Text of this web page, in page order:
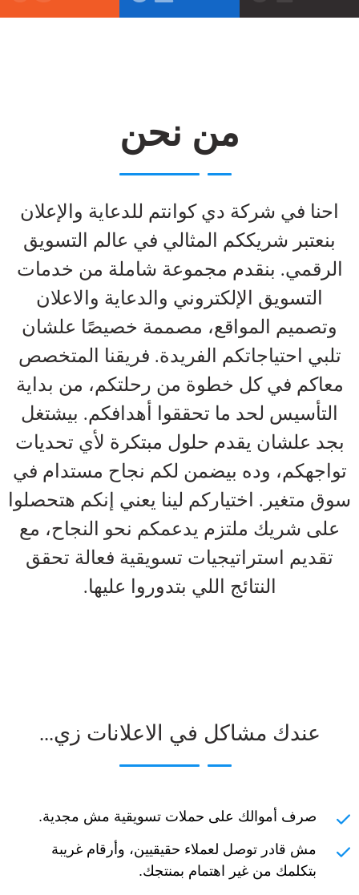
من نحن
احنا في شركة دي كوانتم للدعاية والإعلان
بنعتبر شريككم المثالي في عالم التسويق
الرقمي. بنقدم مجموعة شاملة من خدمات
التسويق الإلكتروني والدعاية والاعلان
وتصميم المواقع، مصممة خصيصًا علشان
تلبي احتياجاتكم الفريدة. فريقنا المتخصص
معاكم في كل خطوة من رحلتكم، من بداية
التأسيس لحد ما تحققوا أهدافكم. بيشتغل
بجد علشان يقدم حلول مبتكرة لأي تحديات
تواجهكم، وده بيضمن لكم نجاح مستدام في
سوق متغير. اختياركم لينا يعني إنكم هتحصلوا
على شريك ملتزم يدعمكم نحو النجاح، مع
تقديم استراتيجيات تسويقية فعالة تحقق
النتائج اللي بتدوروا عليها.
عندك مشاكل في الاعلانات زي...
صرف أموالك على حملات تسويقية مش مجدية.
مش قادر توصل لعملاء حقيقيين، وأرقام غريبة
بتكلمك من غير اهتمام بمنتجك.